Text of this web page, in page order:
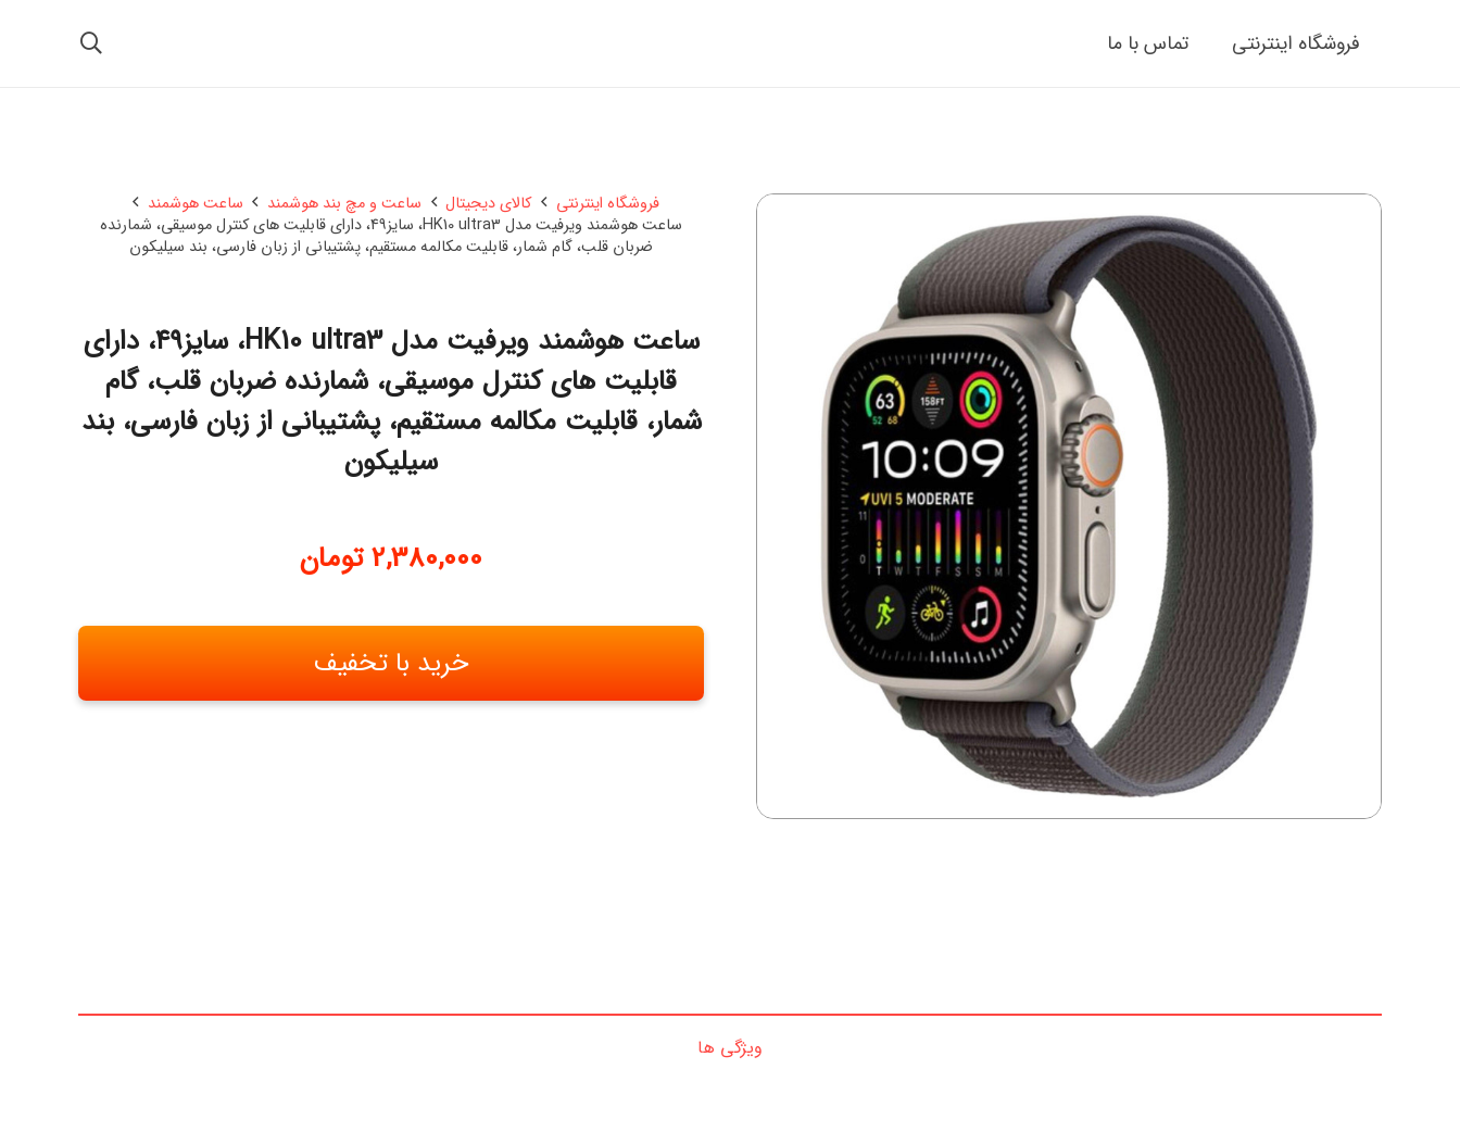
فروشگاه اینترنتی تماس با ما
فروشگاه اینترنتی کالای دیجیتال ساعت و مچ بند هوشمند
ساعت هوشمند
ساعت هوشمند ویرفیت مدل HK10 ultra3، سایز۴۹، دارای قابلیت های کنترل موسیقی، شمارنده
ضربان قلب، گام شمار، قابلیت مکالمه مستقیم، پشتیبانی از زبان فارسی، بند سیلیکون
ساعت هوشمند ویرفیت مدل HK10 ultra3، سایز۴۹، دارای
قابلیت های کنترل موسیقی، شمارنده ضربان قلب، گام
شمار، قابلیت مکالمه مستقیم، پشتیبانی از زبان فارسی، بند
سیلیکون
2,380,000 تومان
خرید با تخفیف
ویژگی ها